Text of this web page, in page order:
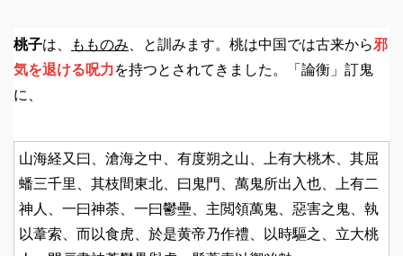
桃子は、 もものみ 、と訓みます。桃は中国では古来から邪
気を退ける呪力を持つとされてきました。「論衡」訂鬼
に、
山海経又曰、滄海之中、有度朔之山、上有大桃木、其屈
蟠三千里、其枝間東北、曰鬼門、萬鬼所出入也、上有二
神人、一曰神荼、一曰鬱壘、主閲領萬鬼、惡害之鬼、執
以葦索、而以食虎、於是黄帝乃作禮、以時驅之、立大桃